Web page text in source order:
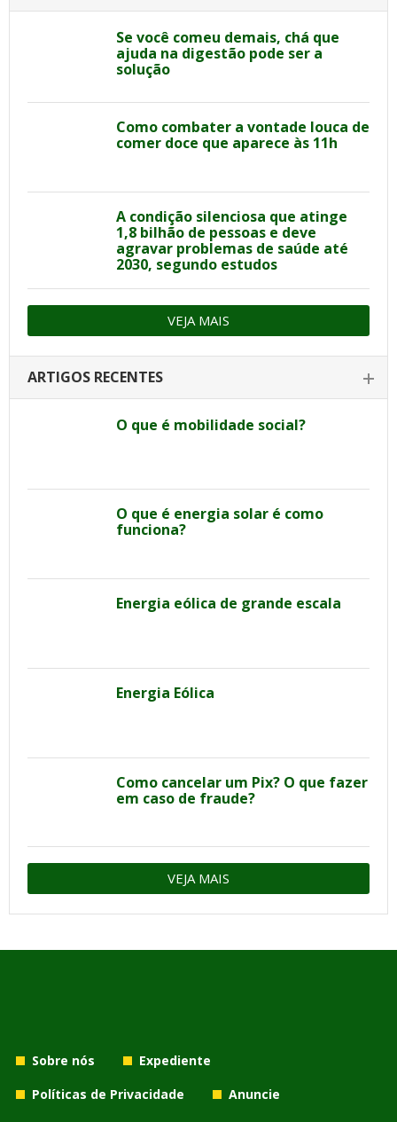
Se você comeu demais, chá que
ajuda na digestão pode ser a
solução
Como combater a vontade louca de
comer doce que aparece às 11h
A condição silenciosa que atinge
1,8 bilhão de pessoas e deve
agravar problemas de saúde até
2030, segundo estudos
VEJA MAIS
ARTIGOS RECENTES
O que é mobilidade social?
O que é energia solar é como
funciona?
Energia eólica de grande escala
Energia Eólica
Como cancelar um Pix? O que fazer
em caso de fraude?
VEJA MAIS
Sobre nós
Expediente
Políticas de Privacidade
Anuncie